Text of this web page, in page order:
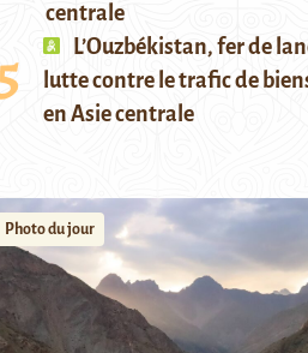
centrale
L’Ouzbékistan, fer de
lutte contre le trafic de
en Asie centrale
Photo du jour